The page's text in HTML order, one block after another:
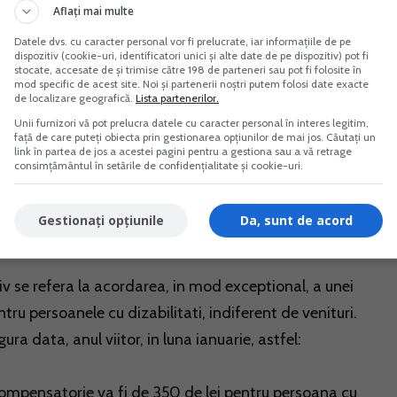
invatamantului liceal sau profesional, pana la
cu stimulentul lunar sau stimulentul de insertie
si indemnizatia lunara pentru cresterea copiilor.
mai stabileste ca, incepand din anul 2023,
medie anuala a inflatiei comunicata de Institutul
refera la acordarea, in mod exceptional, a unei
persoanele cu dizabilitati, indiferent de venituri.
data, anul viitor, in luna ianuarie, astfel:
va fi de 350 de lei pentru persoana cu
Aflați mai multe
Datele dvs. cu caracter personal vor fi prelucrate, iar informațiile de pe
dispozitiv (cookie-uri, identificatori unici și alte date de pe dispozitiv) pot fi
stocate, accesate de și trimise către 198 de parteneri sau pot fi folosite în
mod specific de acest site. Noi și partenerii noștri putem folosi date exacte
de localizare geografică. Lista partenerilor.
Unii furnizori vă pot prelucra datele cu caracter personal în interes legitim,
față de care puteți obiecta prin gestionarea opțiunilor de mai jos. Căutați un
link în partea de jos a acestei pagini pentru a gestiona sau a vă retrage
consimțământul în setările de confidențialitate și cookie-uri.
Da, sunt de acord
Gestionați opțiunile